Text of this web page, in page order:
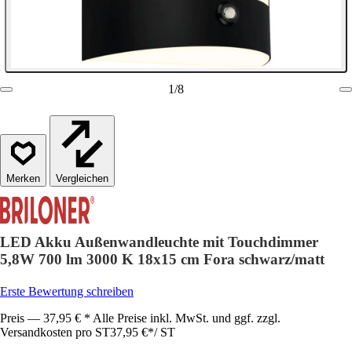
1/8
Vergleichen
LED Akku Außenwandleuchte mit Touchdimmer
5,8W 700 lm 3000 K 18x15 cm Fora schwarz/matt
Erste Bewertung schreiben
Preis — 37,95 € * Alle Preise inkl. MwSt. und ggf. zzgl.
Versandkosten pro ST37,95 €*/ ST